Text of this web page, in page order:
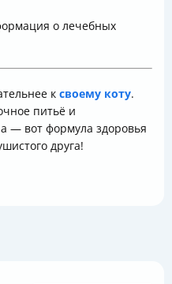
о лечебных
к своему коту.
питьё и
— вот формула здоровья
друга!